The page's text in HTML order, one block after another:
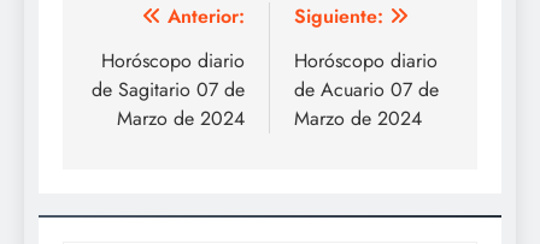
Navegación
de
entradas
Anterior:
Horóscopo diario
de Sagitario 07 de
Marzo de 2024
Siguiente:
Horóscopo diario
de Acuario 07 de
Marzo de 2024